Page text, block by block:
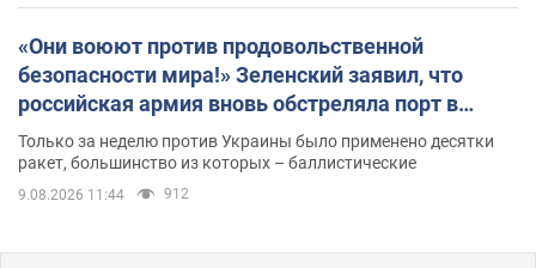
«Они воюют против продовольственной
безопасности мира!» Зеленский заявил, что
российская армия вновь обстреляла порт в
Одессе
Только за неделю против Украины было применено десятки
ракет, большинство из которых – баллистические
9.08.2026 11:44 912